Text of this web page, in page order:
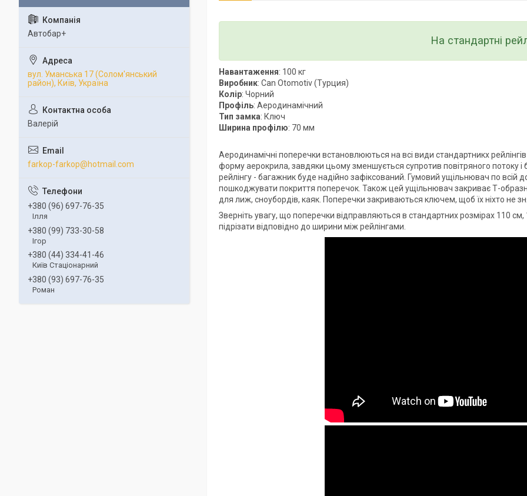
На стандартні
Навантаження: 100 кг
Виробник: Can Otomotiv (Турция)
Колір: Чорний
Профіль: Аеродинамічний
Тип замка: Ключ
Ширина профілю: 70 мм
Аеродинамічні поперечки встановлюються на всі види стандартникх
форму аерокрила, завдяки цьому зменшується супротив повітряного потоку
рейлінгу - багажник буде надійно зафіксований. Гумовий ущільнювач по
пошкоджувати покриття поперечок. Також цей ущільнювач закриває Т-
для лиж, сноубордів, каяк. Поперечки закриваються ключем, щоб їх ніхто не
Зверніть увагу, що поперечки відправляються в стандартних розмірах 110
підрізати відповідно до ширини між рейлінгами.
Автобар+
вул. Уманська 17 (Солом'янський
район), Київ, Україна
Валерій
farkop-farkop@hotmail.com
+380 (96) 697-76-35
Ілля
+380 (99) 733-30-58
Ігор
+380 (44) 334-41-46
Київ Стаціонарний
+380 (93) 697-76-35
Роман